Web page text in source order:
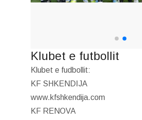
Klubet e futbollit
Klubet e fudbollit:
KF SHKENDIJA
www.kfshkendija.com
KF RENOVA